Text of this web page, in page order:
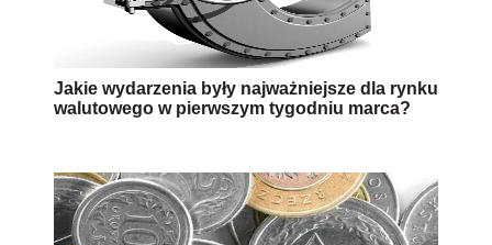
Jakie wydarzenia były najważniejsze dla rynku
walutowego w pierwszym tygodniu marca?